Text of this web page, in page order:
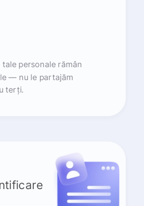
personale rămân
— nu le partajăm
terți.